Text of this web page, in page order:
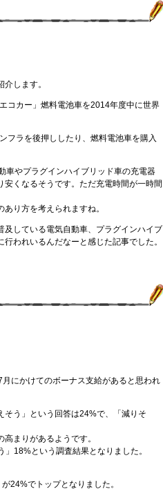
します。
コカー」燃料電池車を2014年度中に世界
フラを後押ししたり、燃料電池車を購入
車やプラグインハイブリッド車の充電器
くなるそうです。ただ充電時間が一時間
り方を考えられますね。
している電気自動車、プラグインハイブ
われいるんだなーと感じた記事でした。
にかけてのボーナス支給があると思われ
そう」という回答は24%で、「減りそ
まりがあるようです。
18%という調査結果となりました。
24%でトップとなりました。